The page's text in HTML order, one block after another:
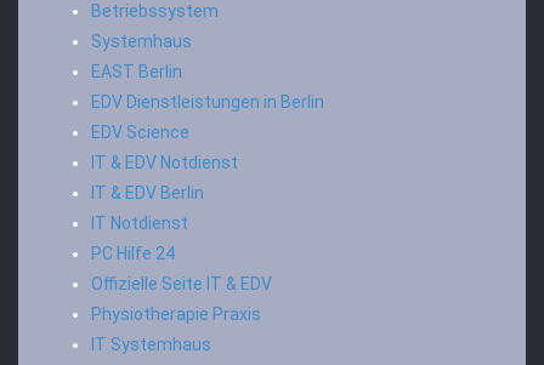
Betriebssystem
Systemhaus
EAST Berlin
EDV Dienstleistungen in Berlin
EDV Science
IT & EDV Notdienst
IT & EDV Berlin
IT Notdienst
PC Hilfe 24
Offizielle Seite IT & EDV
Physiotherapie Praxis
IT Systemhaus